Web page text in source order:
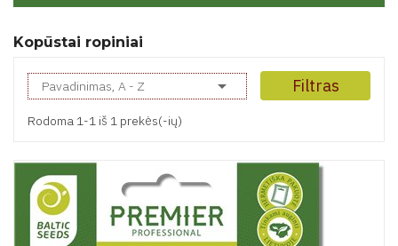
Kopūstai ropiniai
Pavadinimas, A - Z  Filtras
Rodoma 1-1 iš 1 prekės(-ių)